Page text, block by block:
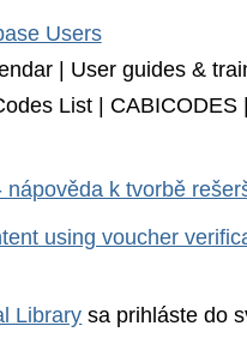
Users
| User guides &
List | CABICODES
nápověda k tvorbě
using voucher
Library sa prihláste do